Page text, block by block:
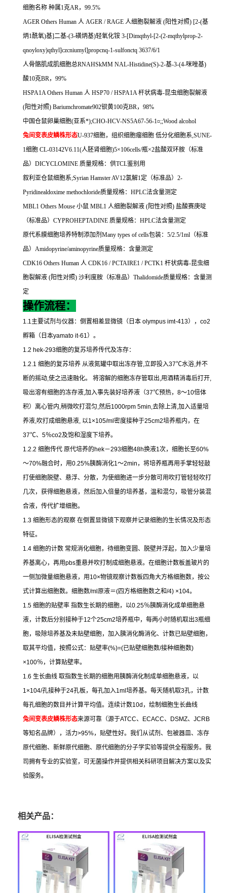
细胞名称 种属1克AR， 99.5%
AGER Others Human 人 AGER / RAGE 人细胞裂解液 (阳性对照) [2-(基
炳1酰氧)基]二基-(3-磺炳基)轻氧化铵 3-[Dimqthyl-[2-(2-mqthylprop-2-
qnoyloxy)qthyl]czcniumyl]propcnq-1-sulfonctq 3637/6/1
人骨骼肌成肌细胞总RNAHSkMM NAL-Histidine(S)-2-基-3-(4-咪唑基)
酸10克BR， 99%
HSPA1A Others Human 人 HSP70 / HSPA1A杆状病毒-昆虫细胞裂解液
(阳性对照) Bariumchromate902钡黄100克BR， 98%
中国仓鼠卵巢细胞(亚系*);CHO-HCV-NS5A67-56-1¤;;Wood alcohol
兔间变表皮鳞株形态U-937细胞，组织细胞瘤细胞 低分化细胞系,SUNE-
1细胞 CL-03142V6.11(人胚肾细胞)5×106cells/瓶×2盐酸双环胺（标准
品） DICYCLOMINE 质量规格：供TCL鉴别用
叙利亚仓鼠细胞系;Syrian Hamster AV12氯解1定（标准品） 2-
Pyridinealdoxime methochloride质量规格： HPLC法含量测定
MBL1 Others Mouse 小鼠 MBL1 人细胞裂解液 (阳性对照) 盐酸赛庚啶
（标准品） CYPROHEPTADINE 质量规格： HPLC法含量测定
原代系膜细胞培养特制添加剂 Many types of cells包装： 5/2.5/1ml （标准
品） Amidopyrine/aminopyrine质量规格：含量测定
CDK16 Others Human 人 CDK16 / PCTAIRE1 / PCTK1 杆状病毒-昆虫细
胞裂解液 (阳性对照) 沙利度胺（标准品） Thalidomide质量规格：含量测
定
操作流程：
1.1主要试剂与仪器：倒置相差显微镜（日本 olympus imt-413）， co2
孵箱（日本yamato it-61）。
1.2 hek-293细胞的复苏培养传代及冻存：
1.2.1 细胞的复苏培养 从液氮罐中取出冻存管,立即投入37℃水浴,并不
断的摇动,使之迅速融化。 将溶解的细胞冻存管取出,用酒精消毒后打开,
吸出溶有细胞的冻存液,加入事先装好培养液（37℃预热， 8～10倍体
积）离心管内,稍微吹打混匀,然后1000rpm 5min,去除上清,加入适量培
养液,吹打成细胞悬液, 以1×105/ml 密度接种于25cm2培养瓶内，在
37℃、 5％co2及饱和湿度下培养。
1.2.2 细胞传代 原代培养的hek－293细胞48h换液1次，细胞长至60%
～70%融合时，用0.25%胰酶消化1～2min ，将培养瓶再用手掌轻轻敲
打使细胞脱壁、悬浮、分散，为使细胞进一步分散可用吹打管轻轻吹打
几次，获得细胞悬液，然后加入倍量的培养基，温和混匀，吸管分装混
合液，传代扩增细胞。
1.3 细胞形态的观察 在倒置显微镜下观察并记录细胞的生长情况及形态
特征。
1.4 细胞的计数 常规消化细胞，待细胞变圆、脱壁并浮起，加入少量培
养基离心，再用pbs重悬并吹打制成细胞悬液。在细胞计数板盖玻片的
一侧加微量细胞悬液，用 10×物镜观察计数板四角大方格细胞数，按公
式计算出细胞数。细胞数/ml 原液＝(四方格细胞数之和/4) ×104。
1.5 细胞的贴壁率 指数生长期的细胞，以0.25％胰酶消化成单细胞悬
液，计数后分别接种于12个25cm2培养瓶中，每两小时随机取出3瓶细
胞，吸除培养基及未贴壁细胞，加入胰消化酶消化、计数已贴壁细胞，
取其平均值，按照公式：贴壁率(%)=(已贴壁细胞数/接种细胞数)
×100％，计算贴壁率。
1.6 生长曲线 取指数生长期的细胞用胰酶消化制成单细胞悬液，以
1×104/孔接种于24孔板，每孔加入1ml 培养基。每天随机取3孔，计数
每孔细胞的数目并计算平均值。连续计数10d ，绘制细胞生长曲线
兔间变表皮鳞株形态来源可靠（源于ATCC、 ECACC、 DSMZ、 JCRB
等知名品牌），活力>95%，贴壁性好。我们从试剂、包被器皿、冻存
原代细胞、新鲜原代细胞、原代细胞的分子学实验等提供全程服务。我
司拥有专业的实验室，可无菌操作并提供相关科研项目解决方案以及实
验服务。
相关产品：